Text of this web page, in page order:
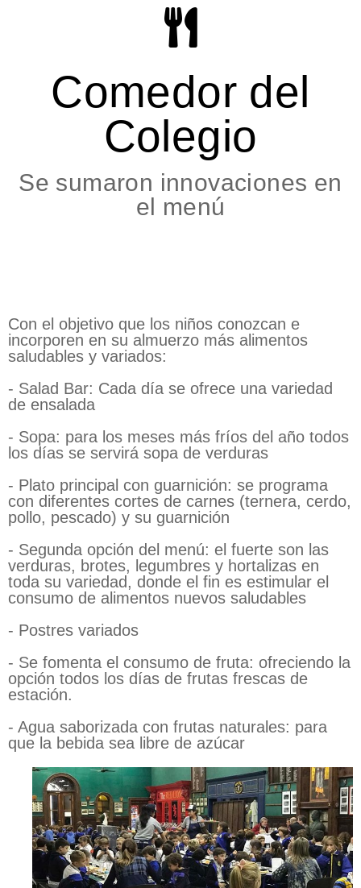
Comedor del
Colegio
Se sumaron innovaciones en
el menú
Con el objetivo que los niños conozcan e
incorporen en su almuerzo más alimentos
saludables y variados:
- Salad Bar: Cada día se ofrece una variedad
de ensalada
- Sopa: para los meses más fríos del año todos
los días se servirá sopa de verduras
- Plato principal con guarnición: se programa
con diferentes cortes de carnes (ternera, cerdo,
pollo, pescado) y su guarnición
- Segunda opción del menú: el fuerte son las
verduras, brotes, legumbres y hortalizas en
toda su variedad, donde el fin es estimular el
consumo de alimentos nuevos saludables
- Postres variados
- Se fomenta el consumo de fruta: ofreciendo la
opción todos los días de frutas frescas de
estación.
- Agua saborizada con frutas naturales: para
que la bebida sea libre de azúcar